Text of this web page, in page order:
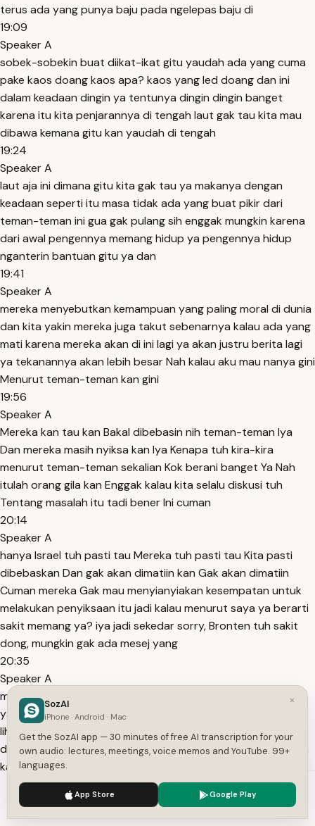
terus ada yang punya baju pada ngelepas baju di
19:09
Speaker A
sobek-sobekin buat diikat-ikat gitu yaudah ada yang cuma
pake kaos doang kaos apa? kaos yang led doang dan ini
dalam keadaan dingin ya tentunya dingin dingin banget
karena itu kita penjarannya di tengah laut gak tau kita mau
dibawa kemana gitu kan yaudah di tengah
19:24
Speaker A
laut aja ini dimana gitu kita gak tau ya makanya dengan
keadaan seperti itu masa tidak ada yang buat pikir dari
teman-teman ini gua gak pulang sih enggak mungkin karena
dari awal pengennya memang hidup ya pengennya hidup
nganterin bantuan gitu ya dan
19:41
Speaker A
mereka menyebutkan kemampuan yang paling moral di dunia
dan kita yakin mereka juga takut sebenarnya kalau ada yang
mati karena mereka akan di ini lagi ya akan justru berita lagi
ya tekanannya akan lebih besar Nah kalau aku mau nanya gini
Menurut teman-teman kan gini
19:56
Speaker A
Mereka kan tau kan Bakal dibebasin nih teman-teman Iya
Dan mereka masih nyiksa kan Iya Kenapa tuh kira-kira
menurut teman-teman sekalian Kok berani banget Ya Nah
itulah orang gila kan Enggak kalau kita selalu diskusi tuh
Tentang masalah itu tadi bener Ini cuman
20:14
Speaker A
hanya Israel tuh pasti tau Mereka tuh pasti tau Kita pasti
dibebaskan Dan gak akan dimatiin kan Gak akan dimatiin
Cuman mereka Gak mau menyianyiakan kesempatan untuk
melakukan penyiksaan itu jadi kalau menurut saya ya berarti
sakit memang ya? iya jadi sekedar sorry, Bronten tuh sakit
dong, mungkin gak ada mesej yang
20:35
Speaker A
mau dikasih memberikan rasa trauma kepada teman-teman
yang mau melakukan aksi seperti itu lagi sebelum kita, kita
lihat tuh ada Tiago, ada Saif, mereka lebih populer ya
dibandingkan kita dan mereka leader gitu Kita mengukur kan
kalau Tiago atau Saif aja. Digituin?
20:51
Speaker A
Digitukan dan bebas. Ya berarti kita ada di bawahnya lah.
We use cookies to enhance your experience.
×
SozAI
iPhone · Android · Mac
Get the SozAI app — 30 minutes of free AI transcription for your
own audio: lectures, meetings, voice memos and YouTube. 99+
languages.
App Store Google Play